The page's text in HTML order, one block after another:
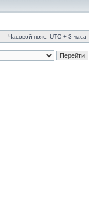
Часовой пояс: UTC + 3 часа